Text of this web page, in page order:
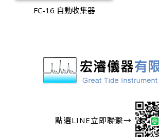
FC-16 自動收集器
點選LINE立即聯繫→